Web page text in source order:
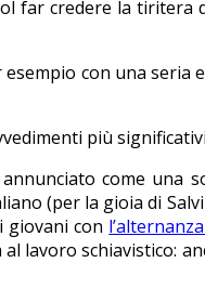
far credere la
con una
più
come una
(per la gioia di
giovani con
lavoro schiavistico: